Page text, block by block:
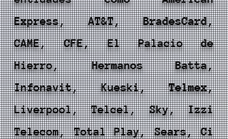
Express, AT&T, BradesCard,
CAME, CFE, El Palacio de
Hierro, Hermanos Batta,
Infonavit, Kueski, Telmex,
Liverpool, Telcel, Sky, Izzi
Telecom, Total Play, Sears, Ci